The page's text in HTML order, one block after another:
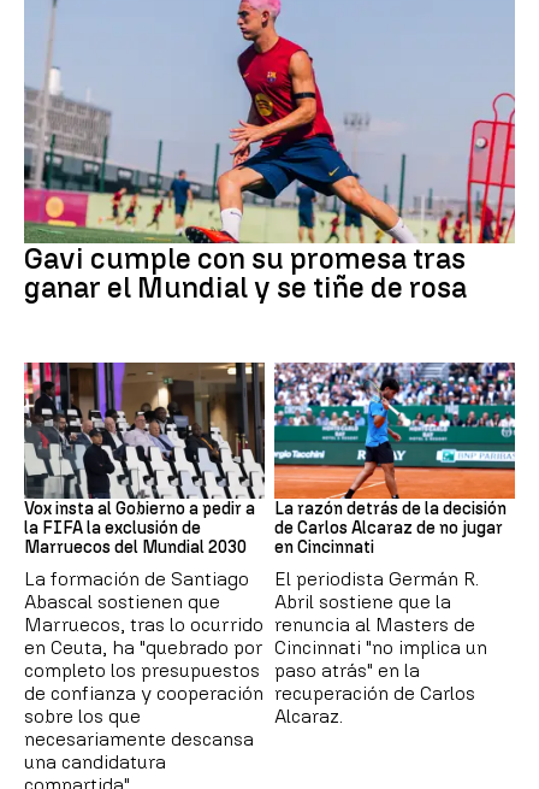
Fútbol
Gavi cumple con su promesa tras
ganar el Mundial y se tiñe de rosa
Mundial 2030
Vox insta al Gobierno a pedir a
la FIFA la exclusión de
Marruecos del Mundial 2030
La formación de Santiago
Abascal sostienen que
Marruecos, tras lo ocurrido
en Ceuta, ha "quebrado por
completo los presupuestos
de confianza y cooperación
sobre los que
necesariamente descansa
una candidatura
compartida".
Tenis
La razón detrás de la decisión
de Carlos Alcaraz de no jugar
en Cincinnati
El periodista Germán R.
Abril sostiene que la
renuncia al Masters de
Cincinnati "no implica un
paso atrás" en la
recuperación de Carlos
Alcaraz.